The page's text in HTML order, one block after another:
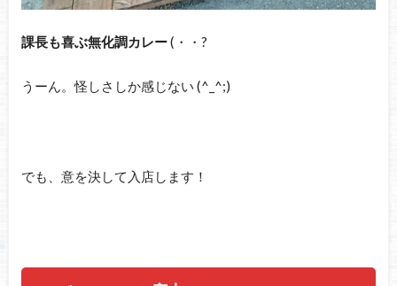
課長も喜ぶ無化調カレー(・・?
うーん。怪しさしか感じない (^_^;)
でも、意を決して入店します！